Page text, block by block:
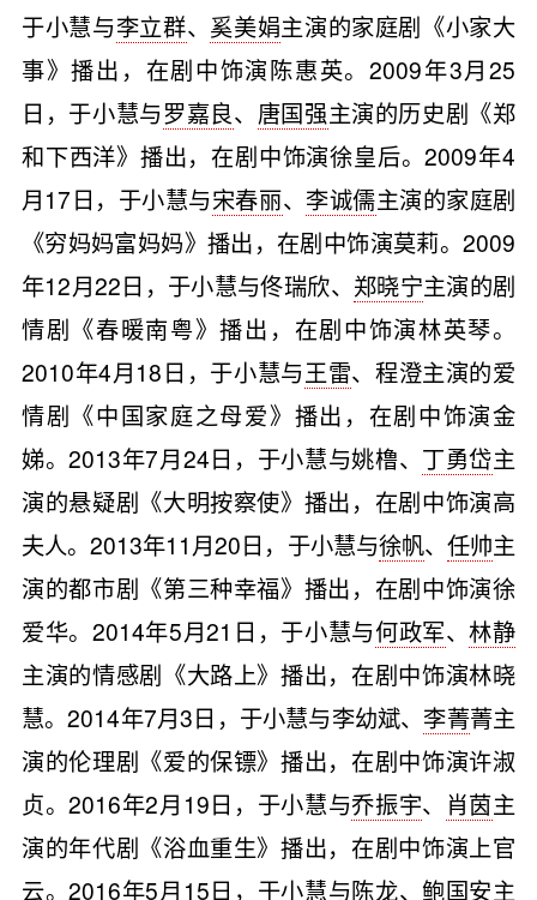
于小慧与李立群、 奚美娟主演的家庭剧《小家大
事》播出，在剧中饰演陈惠英。2009年3月25
日，于小慧与罗嘉良、 唐国强主演的历史剧《郑
和下西洋》播出，在剧中饰演徐皇后。2009年4
月17日，于小慧与宋春丽、 李诚儒主演的家庭剧
《穷妈妈富妈妈》播出，在剧中饰演莫莉。2009
年12月22日，于小慧与佟瑞欣、 郑晓宁主演的剧
情剧《春暖南粤》播出，在剧中饰演林英琴。
2010年4月18日，于小慧与王雷、程澄主演的爱
情剧《中国家庭之母爱》播出，在剧中饰演金
娣。2013年7月24日，于小慧与姚橹、 丁勇岱主
演的悬疑剧《大明按察使》播出，在剧中饰演高
夫人。2013年11月20日，于小慧与徐帆、 任帅主
演的都市剧《第三种幸福》播出，在剧中饰演徐
爱华。2014年5月21日，于小慧与何政军、林静
主演的情感剧《大路上》播出，在剧中饰演林晓
慧。2014年7月3日，于小慧与李幼斌、 李菁菁主
演的伦理剧《爱的保镖》播出，在剧中饰演许淑
贞。2016年2月19日，于小慧与乔振宇、 肖茵主
演的年代剧《浴血重生》播出，在剧中饰演上官
云。2016年5月15日，于小慧与陈龙、鲍国安主